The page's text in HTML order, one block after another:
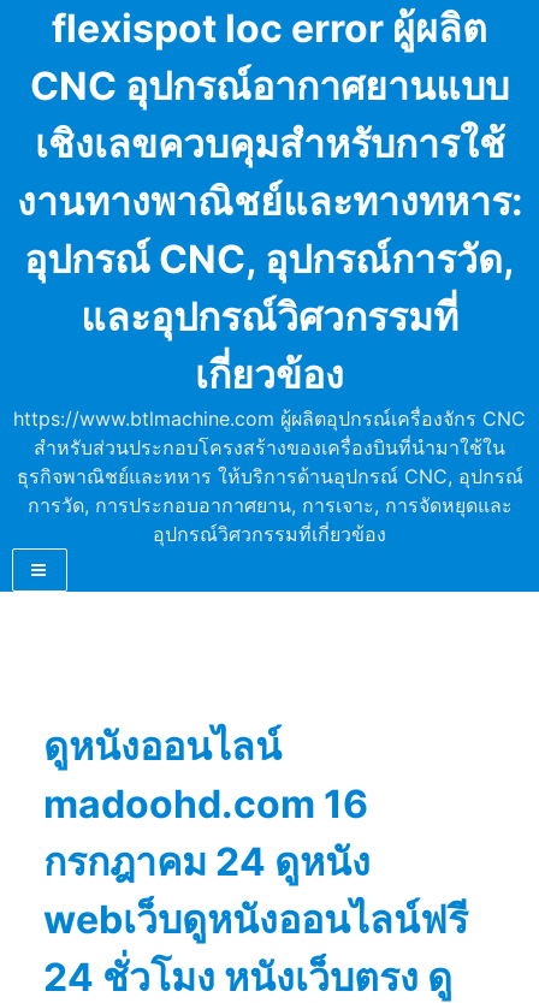
content
flexispot loc error ผู้ผลิต
CNC อุปกรณ์อากาศยานแบบ
เชิงเลขควบคุมสำหรับการใช้
งานทางพาณิชย์และทางทหาร:
อุปกรณ์ CNC, อุปกรณ์การวัด,
และอุปกรณ์วิศวกรรมที่
เกี่ยวข้อง
https://www.btlmachine.com ผู้ผลิตอุปกรณ์เครื่องจักร CNC
สำหรับส่วนประกอบโครงสร้างของเครื่องบินที่นำมาใช้ใน
ธุรกิจพาณิชย์และทหาร ให้บริการด้านอุปกรณ์ CNC, อุปกรณ์
การวัด, การประกอบอากาศยาน, การเจาะ, การจัดหยุดและ
อุปกรณ์วิศวกรรมที่เกี่ยวข้อง
ดูหนังออนไลน์
madoohd.com 16
กรกฎาคม 24 ดูหนัง
webเว็บดูหนังออนไลน์ฟรี
24 ชั่วโมง หนังเว็บตรง ดู